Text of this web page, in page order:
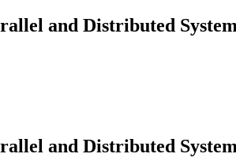
and Distributed
and Distributed